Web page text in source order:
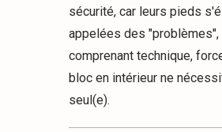
sécurité, car leurs pieds
appelées des
comprenant technique,
bloc en intérieur ne
seul(e).